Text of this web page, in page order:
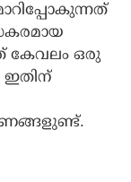
കേവലം ഒരു
ഇതിന്